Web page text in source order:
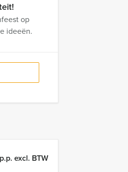
op
ideeën.
p.p. excl. BTW